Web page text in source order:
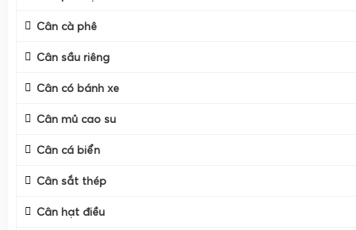
Cân cà phê
Cân sầu riêng
Cân có bánh xe
Cân mủ cao su
Cân cá biển
Cân sắt thép
Cân hạt điều